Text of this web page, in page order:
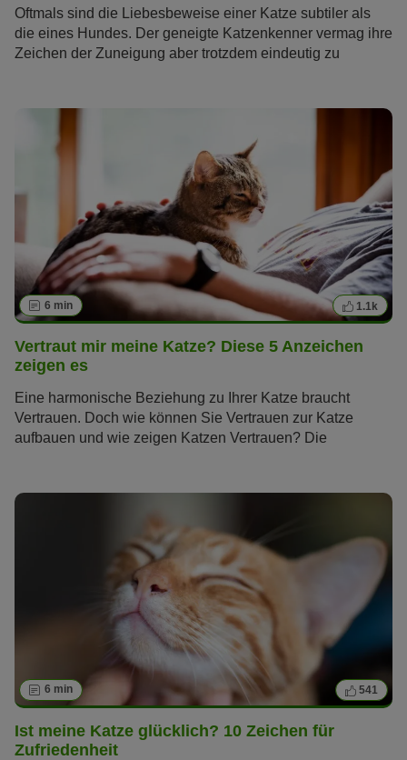
Oftmals sind die Liebesbeweise einer Katze subtiler als
die eines Hundes. Der geneigte Katzenkenner vermag ihre
Zeichen der Zuneigung aber trotzdem eindeutig zu
Katze mich?
6 min 1.1k
Vertraut mir meine Katze? Diese 5 Anzeichen
zeigen es
Eine harmonische Beziehung zu Ihrer Katze braucht
Vertrauen. Doch wie können Sie Vertrauen zur Katze
aufbauen und wie zeigen Katzen Vertrauen? Die
Ihnen, ob und wie sehr Ihre Katze Ihnen vertraut.
6 min 541
Ist meine Katze glücklich? 10 Zeichen für
Zufriedenheit